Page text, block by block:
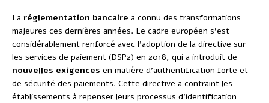
La réglementation bancaire a connu des transformations
majeures ces dernières années. Le cadre européen s’est
considérablement renforcé avec l’adoption de la directive sur
les services de paiement (DSP2) en 2018, qui a introduit de
nouvelles exigences en matière d’authentification forte et
de sécurité des paiements. Cette directive a contraint les
établissements à repenser leurs processus d’identification